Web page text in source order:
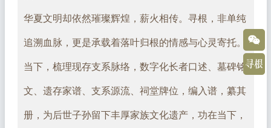
华夏文明却依然璀璨辉煌，薪火相传。寻根，非单纯
追溯血脉，更是承载着落叶归根的情感与心灵寄托。
当下，梳理现存支系脉络，数字化长者口述、墓碑铭
文、遗存家谱、支系源流、祠堂牌位，编入谱，纂其
册，为后世子孙留下丰厚家族文化遗产，功在当下，